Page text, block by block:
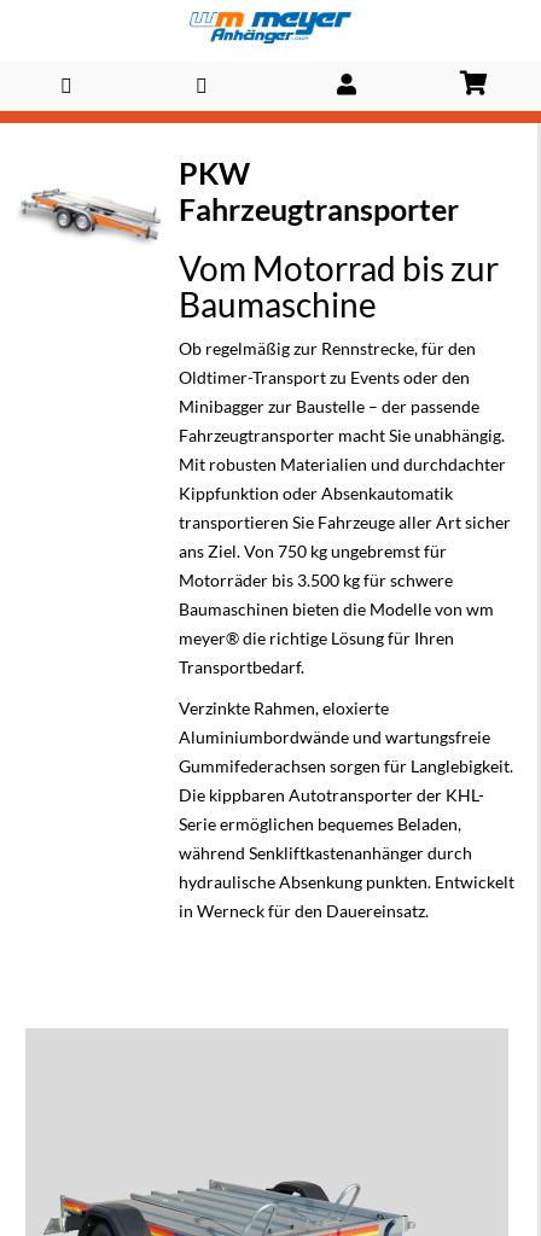
Direkt
Inhalt
PKW
Fahrzeugtransporter
Vom Motorrad bis zur
Baumaschine
Ob regelmäßig zur Rennstrecke, für den
Oldtimer-Transport zu Events oder den
Minibaggerzur Baustelle – der passende
Fahrzeugtransporter macht Sie unabhängig.
Mit robusten Materialien und durchdachter
Kippfunktion oder Absenkautomatik
transportieren Sie Fahrzeuge aller Art sicher
ans Ziel. Von 750 kg ungebremst für
Motorräder bis 3.500 kg für schwere
Baumaschinen bieten die Modelle von wm
meyer® die richtige Lösung für Ihren
Transportbedarf.
Verzinkte Rahmen, eloxierte
Aluminiumbordwände und wartungsfreie
Gummifederachsen sorgen für Langlebigkeit.
Die kippbaren Autotransporterder KHL-
Serie ermöglichen bequemes Beladen,
während Senkliftkastenanhänger durch
hydraulische Absenkung punkten. Entwickelt
in Werneck für den Dauereinsatz.